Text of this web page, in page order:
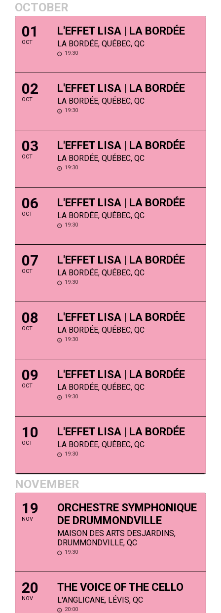
OCTOBER
01
OCT
L'EFFET LISA | LA BORDÉE
LA BORDÉE, QUÉBEC, QC
19:30
02
OCT
L'EFFET LISA | LA BORDÉE
LA BORDÉE, QUÉBEC, QC
19:30
03
OCT
L'EFFET LISA | LA BORDÉE
LA BORDÉE, QUÉBEC, QC
19:30
06
OCT
L'EFFET LISA | LA BORDÉE
LA BORDÉE, QUÉBEC, QC
19:30
07
OCT
L'EFFET LISA | LA BORDÉE
LA BORDÉE, QUÉBEC, QC
19:30
08
OCT
L'EFFET LISA | LA BORDÉE
LA BORDÉE, QUÉBEC, QC
19:30
09
OCT
L'EFFET LISA | LA BORDÉE
LA BORDÉE, QUÉBEC, QC
19:30
10
OCT
L'EFFET LISA | LA BORDÉE
LA BORDÉE, QUÉBEC, QC
19:30
NOVEMBER
19
NOV
ORCHESTRE SYMPHONIQUE
DE DRUMMONDVILLE
MAISON DES ARTS DESJARDINS,
DRUMMONDVILLE, QC
19:30
20
NOV
THE VOICE OF THE CELLO
L'ANGLICANE, LÉVIS, QC
20:00